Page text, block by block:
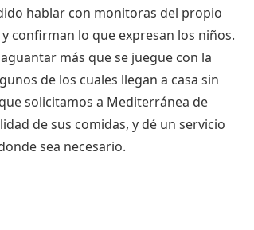
hablar con monitoras del propio
confirman lo que expresan los niños.
más que se juegue con la
de los cuales llegan a casa sin
solicitamos a Mediterránea de
de sus comidas, y dé un servicio
sea necesario.